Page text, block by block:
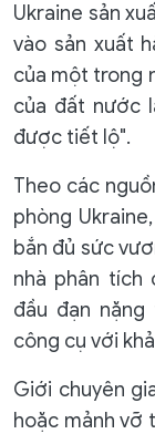
Ukraine sản
vào sản xuất
của một trong
của đất nước
được tiết lộ".
Theo các
phòng
bắn đủ sức
nhà phân tích
đầu đạn
công cụ với
Giới chuyên
hoặc mảnh vỡ